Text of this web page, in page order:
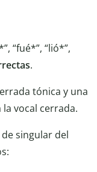
“fué*”, “lió*”,
.
tónica y una
la vocal cerrada.
singular del